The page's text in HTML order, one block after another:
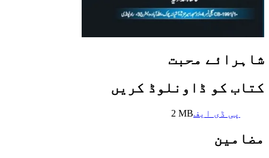
شاہرائے محبت
کتاب کو ڈاونلوڈ کریں
پی ڈی ایف 2 MB
مضامین